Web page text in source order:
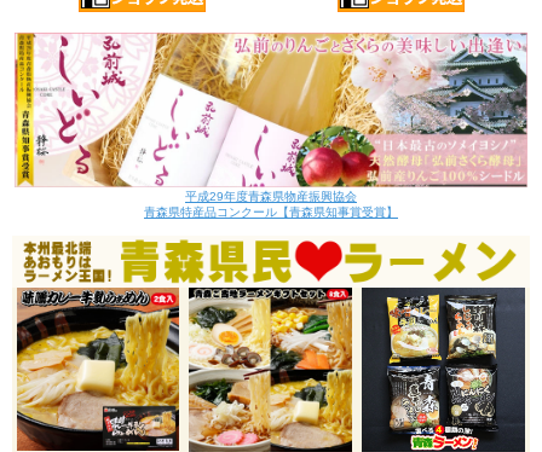
平成29年度青森県物産振興協会
青森県特産品コンクール【青森県知事賞受賞】